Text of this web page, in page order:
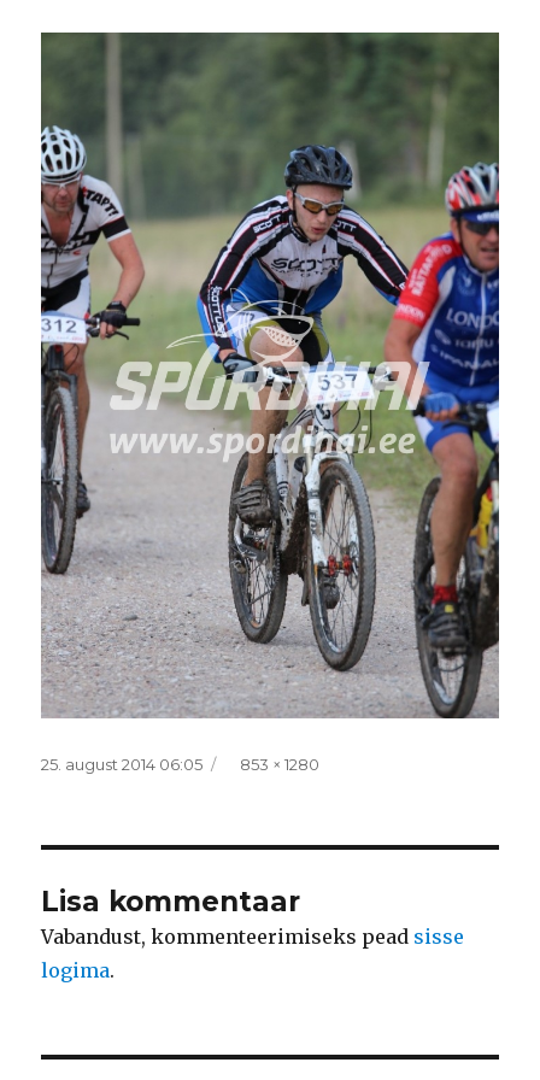
Postitatud
25. august 2014 06:05 Täissuurus
853 × 1280
Lisa kommentaar
Vabandust, kommenteerimiseks pead sisse
logima.